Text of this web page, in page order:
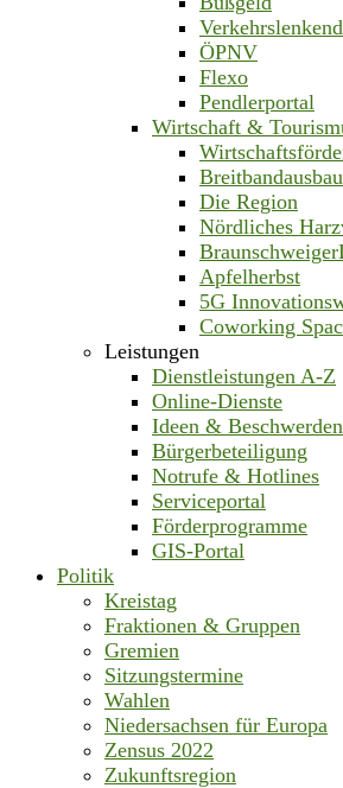
ÖPNV
Flexo
Pendlerportal
Wirtschaft &
Breitbandausbau
Die Region
Nördliches
Apfelherbst
5G
Coworking
Leistungen
Dienstleistungen A-Z
Online-Dienste
Ideen & Beschwerden
Bürgerbeteiligung
Notrufe & Hotlines
Serviceportal
Förderprogramme
GIS-Portal
Politik
Kreistag
Fraktionen & Gruppen
Gremien
Sitzungstermine
Wahlen
Niedersachsen für Europa
Zensus 2022
Zukunftsregion